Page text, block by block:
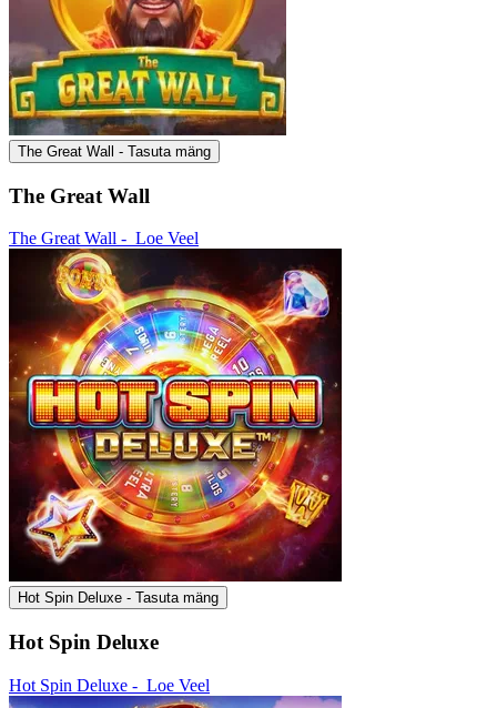
The Great Wall - Tasuta mäng
The Great Wall
The Great Wall - Loe Veel
Hot Spin Deluxe - Tasuta mäng
Hot Spin Deluxe
Hot Spin Deluxe - Loe Veel